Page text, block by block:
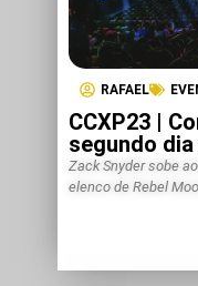
RAFAEL
CCXP23 |
segundo
Zack Snyder sobe
elenco de Rebel